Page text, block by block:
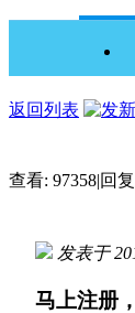
返回列表
查看: 97358|回
发表于
马上注册